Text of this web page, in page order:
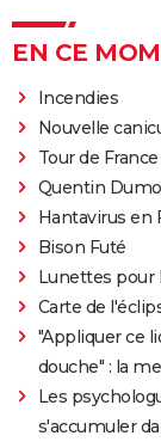
EN CE
Incendies
Nouvelle
Tour de
Quentin
Hantavirus en
Bison Futé
Lunettes pour
Carte de
"Appliquer ce
douche" : la
Les
s'accumuler